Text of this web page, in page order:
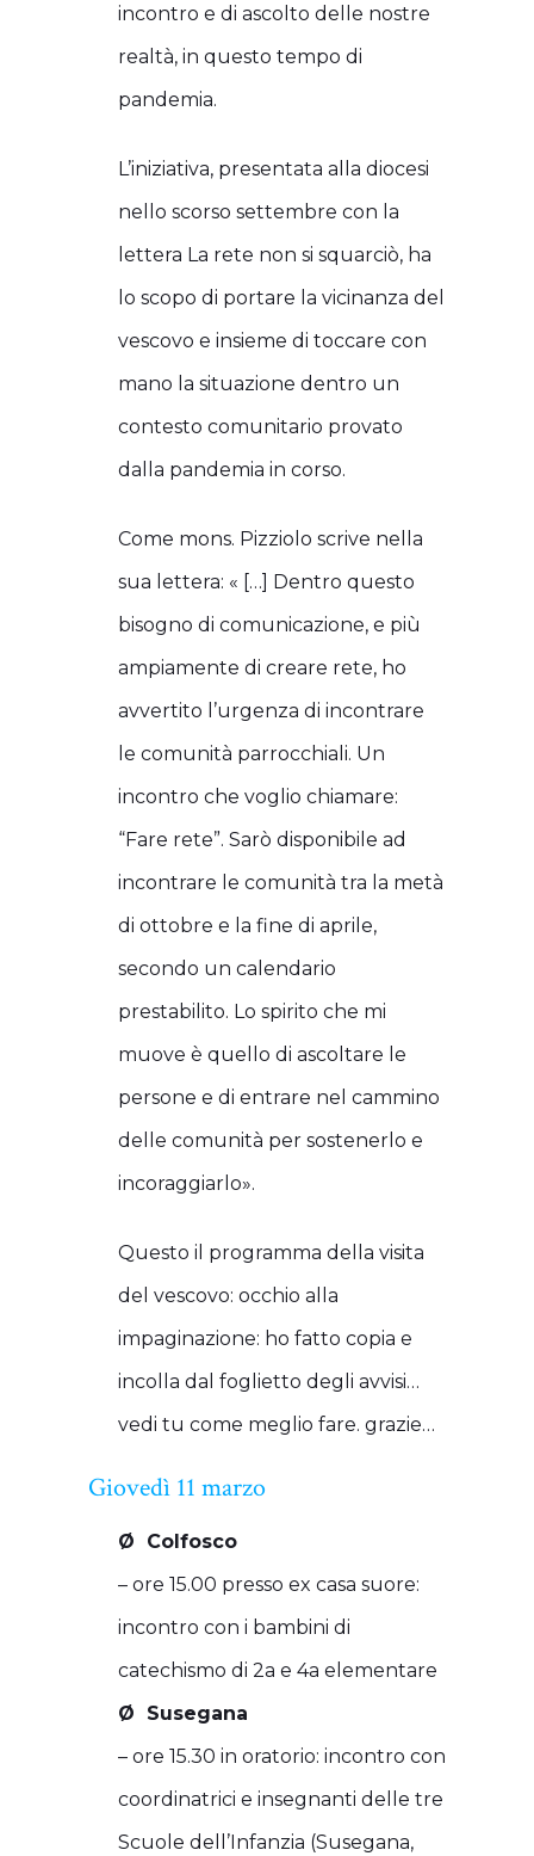
incontro e di ascolto delle nostre
realtà, in questo tempo di
pandemia.
L’iniziativa, presentata alla diocesi
nello scorso settembre con la
lettera La rete non si squarciò, ha
lo scopo di portare la vicinanza del
vescovo e insieme di toccare con
mano la situazione dentro un
contesto comunitario provato
dalla pandemia in corso.
Come mons. Pizziolo scrive nella
sua lettera: « […] Dentro questo
bisogno di comunicazione, e più
ampiamente di creare rete, ho
avvertito l’urgenza di incontrare
le comunità parrocchiali. Un
incontro che voglio chiamare:
“Fare rete”. Sarò disponibile ad
incontrare le comunità tra la metà
di ottobre e la fine di aprile,
secondo un calendario
prestabilito. Lo spirito che mi
muove è quello di ascoltare le
persone e di entrare nel cammino
delle comunità per sostenerlo e
incoraggiarlo».
Questo il programma della visita
del vescovo: occhio alla
impaginazione: ho fatto copia e
incolla dal foglietto degli avvisi…
vedi tu come meglio fare. grazie…
Giovedì 11 marzo
Ø Colfosco
– ore 15.00 presso ex casa suore:
incontro con i bambini di
catechismo di 2a e 4a elementare
Ø Susegana
– ore 15.30 in oratorio: incontro con
coordinatrici e insegnanti delle tre
Scuole dell’Infanzia (Susegana,